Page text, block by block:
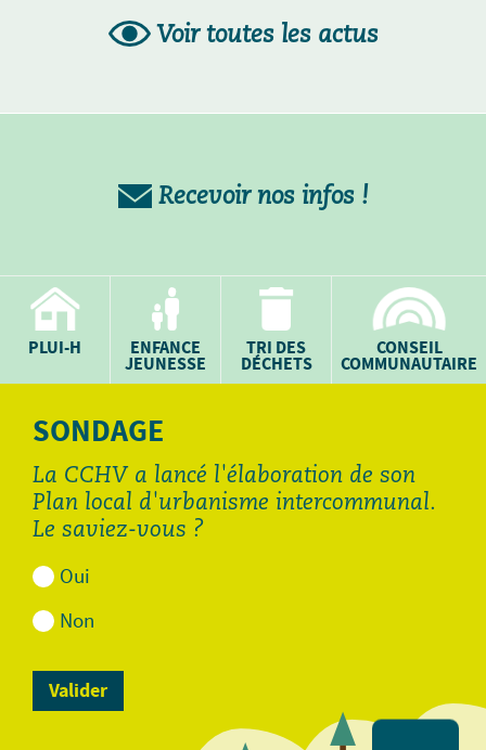
PLUI-H ENFANCE
JEUNESSE
TRI DES
DÉCHETS
CONSEIL
COMMUNAUTAIRE
Voir toutes les actus
Recevoir nos infos !
SONDAGE
La CCHV a lancé l'élaboration de son
Plan local d'urbanisme intercommunal.
Le saviez-vous ?
Oui
Non